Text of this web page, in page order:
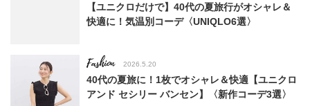
【ユニクロだけで】40代の夏旅行がオシャレ＆
快適に！気温別コーデ〈UNIQLO6選〉
Fashion 2026.5.20
40代の夏旅に！1枚でオシャレ＆快適【ユニクロ
アンド セシリー バンセン】〈新作コーデ3選〉